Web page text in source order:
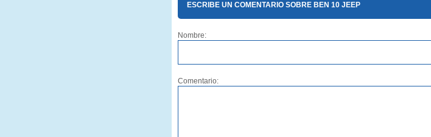
ESCRIBE UN COMENTARIO SOBRE BEN 10 JEEP
Nombre:
Comentario: